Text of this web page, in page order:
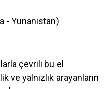
- Yunanistan)
çevrili bu el
ve yalnızlık arayanların